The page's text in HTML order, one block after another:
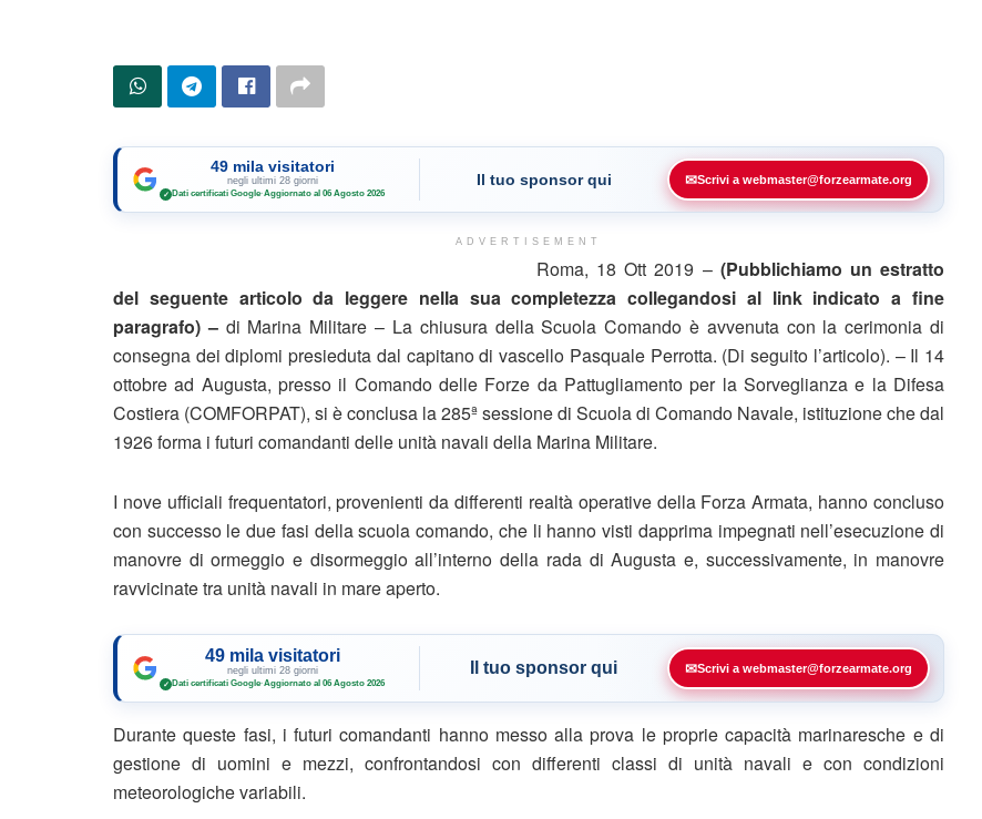
49 mila visitatori
negli ultimi 28 giorni
✓ Dati certificati Google·Aggiornato al 06 Agosto 2026
Il tuo sponsor qui ✉Scrivi a webmaster@forzearmate.org
ADVERTISEMENT
Roma, 18 Ott 2019 – (Pubblichiamo un estratto
del seguente articolo da leggere nella sua completezza collegandosi al link indicato a fine
paragrafo) – di Marina Militare – La chiusura della Scuola Comando è avvenuta con la cerimonia di
consegna dei diplomi presieduta dal capitano di vascello Pasquale Perrotta. (Di seguito l’articolo). – Il 14
ottobre ad Augusta, presso il Comando delle Forze da Pattugliamento per la Sorveglianza e la Difesa
Costiera (COMFORPAT), si è conclusa la 285ª sessione di Scuola di Comando Navale, istituzione che dal
1926 forma i futuri comandanti delle unità navali della Marina Militare.
I nove ufficiali frequentatori, provenienti da differenti realtà operative della Forza Armata, hanno concluso
con successo le due fasi della scuola comando, che li hanno visti dapprima impegnati nell’esecuzione di
manovre di ormeggio e disormeggio all’interno della rada di Augusta e, successivamente, in manovre
ravvicinate tra unità navali in mare aperto.
49 mila visitatori
negli ultimi 28 giorni
✓ Dati certificati Google·Aggiornato al 06 Agosto 2026
Il tuo sponsor qui ✉Scrivi a webmaster@forzearmate.org
Durante queste fasi, i futuri comandanti hanno messo alla prova le proprie capacità marinaresche e di
gestione di uomini e mezzi, confrontandosi con differenti classi di unità navali e con condizioni
meteorologiche variabili.